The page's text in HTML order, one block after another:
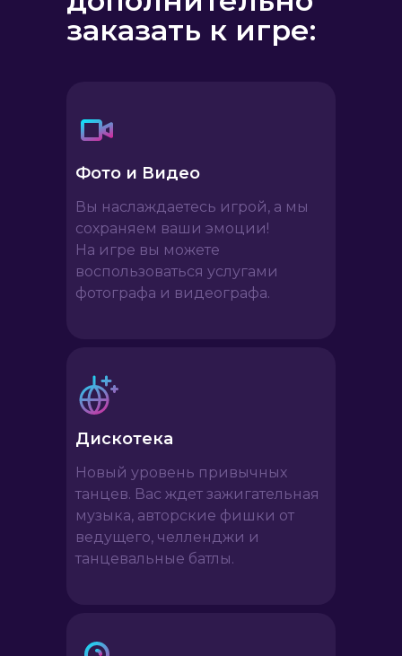
150м2
Пространства
Студия
трансформер
от 15 до 50
Человек в студии
заказать к игре:
Фото и Видео
Вы наслаждаетесь игрой, а мы
сохраняем ваши эмоции!
На игре вы можете
воспользоваться услугами
фотографа и видеографа.
Дискотека
Новый уровень привычных
танцев. Вас ждет зажигательная
музыка, авторские фишки от
ведущего, челленджи и
танцевальные батлы.